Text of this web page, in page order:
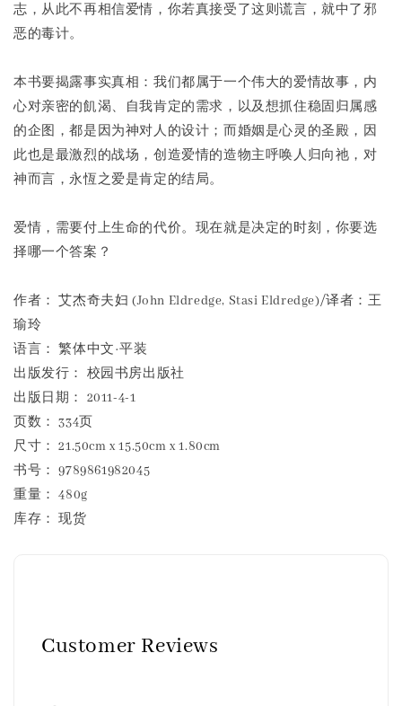
志，从此不再相信爱情，你若真接受了这则谎言，就中了邪
恶的毒计。
本书要揭露事实真相：我们都属于一个伟大的爱情故事，内
心对亲密的飢渴、自我肯定的需求，以及想抓住稳固归属感
的企图，都是因为神对人的设计；而婚姻是心灵的圣殿，因
此也是最激烈的战场，创造爱情的造物主呼唤人归向祂，对
神而言，永恆之爱是肯定的结局。
爱情，需要付上生命的代价。现在就是决定的时刻，你要选
择哪一个答案？
作者： 艾杰奇夫妇 (John Eldredge, Stasi Eldredge)/译者：王
瑜玲
语言： 繁体中文·平装
出版发行： 校园书房出版社
出版日期： 2011-4-1
页数： 334页
尺寸： 21.50cm x 15.50cm x 1.80cm
书号： 9789861982045
重量： 480g
库存： 现货
Customer Reviews